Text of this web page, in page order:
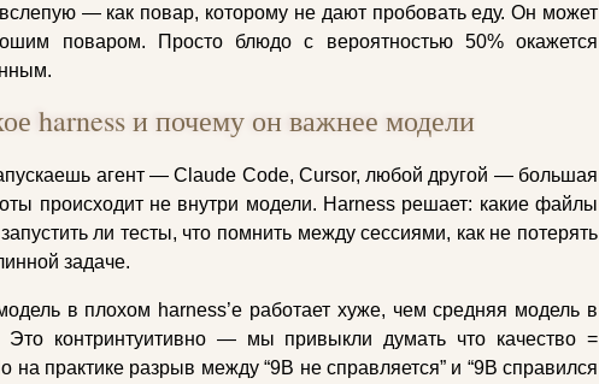
— как повар, которому не дают пробовать еду. Он может
поваром. Просто блюдо с вероятностью 50% окажется
harness и почему он важнее модели
агент — Claude Code, Cursor, любой другой — большая
происходит не внутри модели. Harness решает: какие файлы
запустить ли тесты, что помнить между сессиями, как не потерять
задаче.
в плохом harness’е работает хуже, чем средняя модель в
контринтуитивно — мы привыкли думать что качество =
на практике разрыв между “9B не справляется” и “9B справился